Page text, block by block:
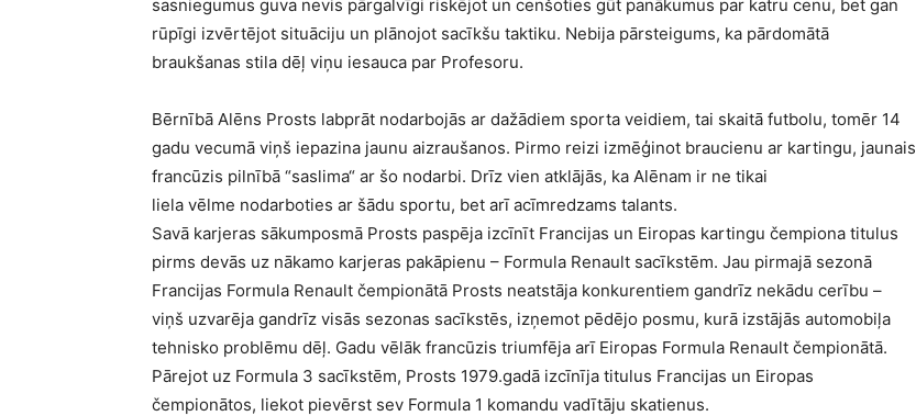
sasniegumus guva nevis pārgalvīgi riskējot un cenšoties gūt panākumus par katru cenu, bet gan
rūpīgi izvērtējot situāciju un plānojot sacīkšu taktiku. Nebija pārsteigums, ka pārdomātā
braukšanas stila dēļ viņu iesauca par Profesoru.
Bērnībā Alēns Prosts labprāt nodarbojās ar dažādiem sporta veidiem, tai skaitā futbolu, tomēr 14
gadu vecumā viņš iepazina jaunu aizraušanos. Pirmo reizi izmēģinot braucienu ar kartingu, jaunais
francūzis pilnībā “saslima“ ar šo nodarbi. Drīz vien atklājās, ka Alēnam ir ne tikai
liela vēlme nodarboties ar šādu sportu, bet arī acīmredzams talants.
Savā karjeras sākumposmā Prosts paspēja izcīnīt Francijas un Eiropas kartingu čempiona titulus
pirms devās uz nākamo karjeras pakāpienu – Formula Renault sacīkstēm. Jau pirmajā sezonā
Francijas Formula Renault čempionātā Prosts neatstāja konkurentiem gandrīz nekādu cerību –
viņš uzvarēja gandrīz visās sezonas sacīkstēs, izņemot pēdējo posmu, kurā izstājās automobiļa
tehnisko problēmu dēļ. Gadu vēlāk francūzis triumfēja arī Eiropas Formula Renault čempionātā.
Pārejot uz Formula 3 sacīkstēm, Prosts 1979.gadā izcīnīja titulus Francijas un Eiropas
čempionātos, liekot pievērst sev Formula 1 komandu vadītāju skatienus.